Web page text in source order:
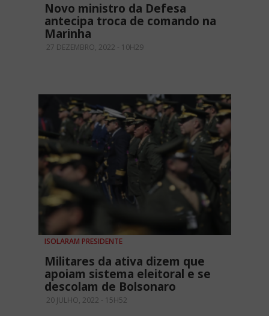
Novo ministro da Defesa
antecipa troca de comando na
Marinha
27 DEZEMBRO, 2022 - 10H29
ISOLARAM PRESIDENTE
Militares da ativa dizem que
apoiam sistema eleitoral e se
descolam de Bolsonaro
20 JULHO, 2022 - 15H52